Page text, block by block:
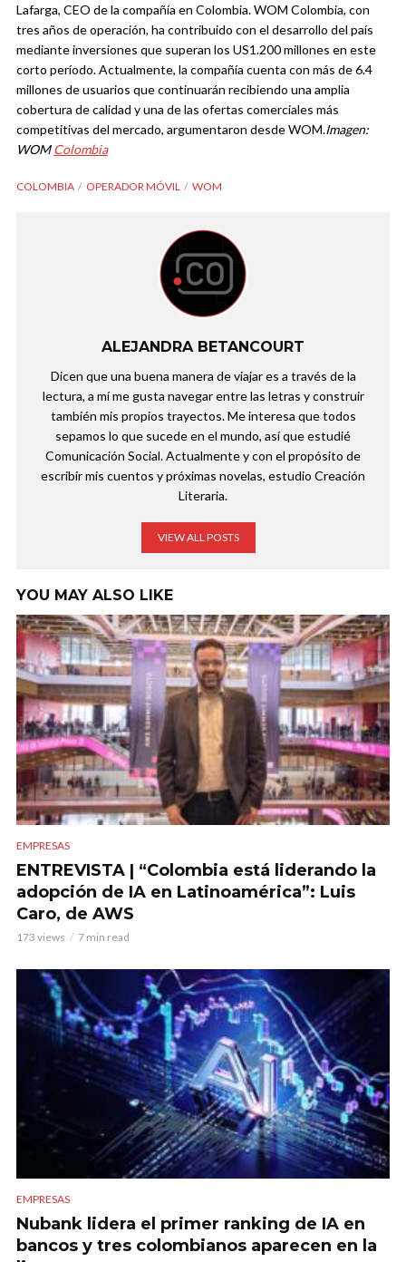
Lafarga, CEO de la compañía en Colombia.WOM Colombia, con
tres años de operación, ha contribuido con el desarrollo del país
mediante inversiones que superan los US1.200 millones en este
corto período. Actualmente, la compañía cuenta con más de 6.4
millones de usuarios que continuarán recibiendo una amplia
cobertura de calidad y una de las ofertas comerciales más
competitivas del mercado, argumentaron desde WOM.Imagen:
WOMColombia
COLOMBIA OPERADOR MÓVIL WOM
ALEJANDRA BETANCOURT
Dicen que una buena manera de viajar es a través de la
lectura, a mí me gusta navegar entre las letras y construir
también mis propios trayectos. Me interesa que todos
sepamos lo que sucede en el mundo, así que estudié
Comunicación Social. Actualmente y con el propósito de
escribir mis cuentos y próximas novelas, estudio Creación
Literaria.
VIEW ALL POSTS
YOU MAY ALSO LIKE
EMPRESAS
ENTREVISTA | “Colombia está liderando la
adopción de IA en Latinoamérica”: Luis
Caro, de AWS
173 views 7 min read
EMPRESAS
Nubank lidera el primer ranking de IA en
bancos y tres colombianos aparecen en la